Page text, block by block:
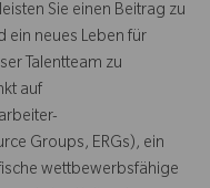
Sie einen Beitrag zu
ein neues Leben für
Talentteam zu
auf
Groups, ERGs), ein
wettbewerbsfähige